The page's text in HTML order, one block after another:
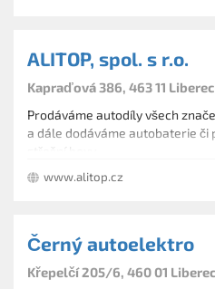
ALITOP, spol. s r.o.
Kapraďová 386, 463 11
Prodáváme autodíly všech
a dále dodáváme autobaterie či
www.alitop.cz
Černý autoelektro
Křepelčí 205/6, 460 01 Liberec